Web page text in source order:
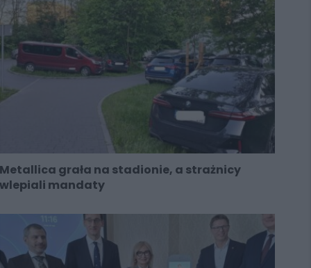
Metallica grała na stadionie, a strażnicy
wlepiali mandaty